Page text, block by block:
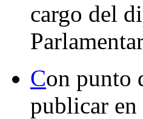
cargo del
Con punto
publicar en